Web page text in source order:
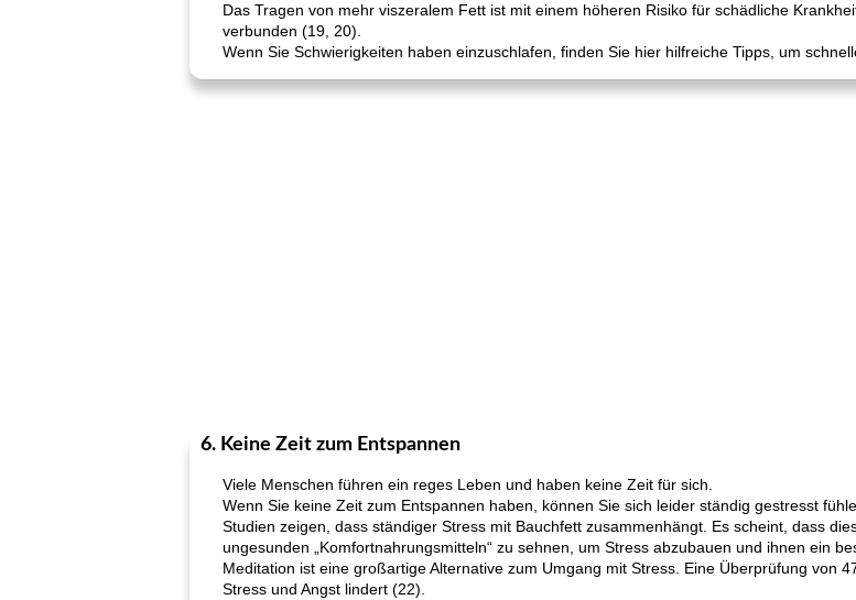
Das Tragen von mehr viszeralem Fett ist mit einem höheren Risiko für schädliche
verbunden (19, 20).
Wenn Sie Schwierigkeiten haben einzuschlafen, finden Sie hier hilfreiche Tipps, um
6. Keine Zeit zum Entspannen
Viele Menschen führen ein reges Leben und haben keine Zeit für sich.
Wenn Sie keine Zeit zum Entspannen haben, können Sie sich leider ständig gestresst
Studien zeigen, dass ständiger Stress mit Bauchfett zusammenhängt. Es scheint, dass
ungesunden „Komfortnahrungsmitteln“ zu sehnen, um Stress abzubauen und ihnen ein
Meditation ist eine großartige Alternative zum Umgang mit Stress. Eine Überprüfung von
Stress und Angst lindert (22).